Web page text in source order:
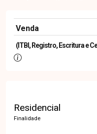
Venda
(ITBI, Registro, Escritura e
Residencial
Finalidade